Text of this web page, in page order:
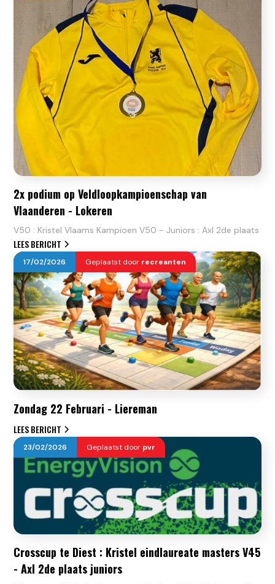
2x podium op Veldloopkampioenschap van
Vlaanderen - Lokeren
V50 : Kristel Vlaams Kampioen V50 - Juniors : Axl 2de plaats
LEES BERICHT
17/02/2026 Geplaatst door recreanten
Zondag 22 Februari - Liereman
LEES BERICHT
23/02/2026 Geplaatst door pvr
Crosscup te Diest : Kristel eindlaureate masters V45
- Axl 2de plaats juniors